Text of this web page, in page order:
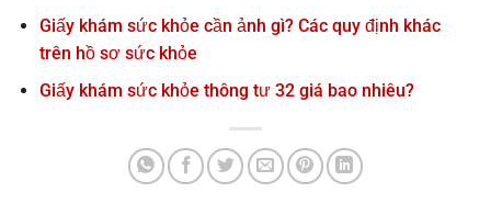
Giấy khám sức khỏe cần ảnh gì? Các quy định khác
trên hồ sơ sức khỏe
Giấy khám sức khỏe thông tư 32 giá bao nhiêu?